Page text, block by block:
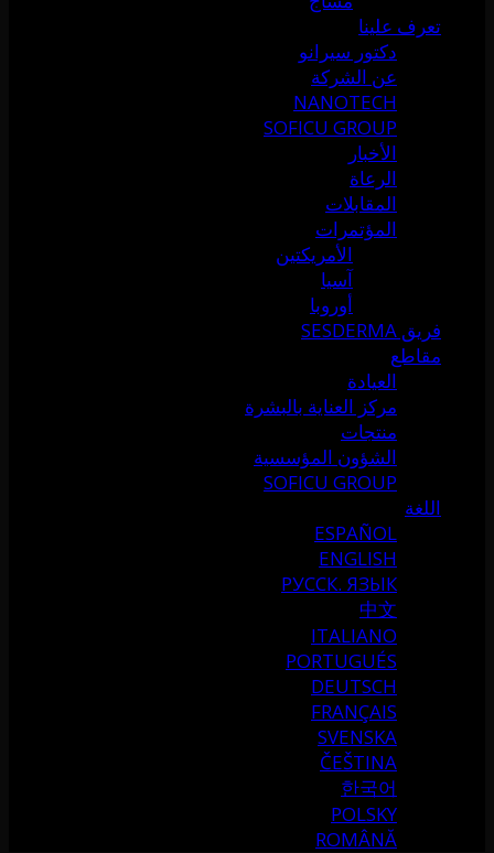
تعرف علينا
دكتور سيرانو
عن الشركة
NANOTECH
SOFICU GROUP
الأخبار
الرعاة
المقابلات
المؤتمرات
الأمريكتين
آسيا
أوروبا
فريق SESDERMA
مقاطع
العيادة
مركز العناية بالبشرة
منتجات
الشؤون المؤسسية
SOFICU GROUP
اللغة
ESPAÑOL
ENGLISH
РУССК. ЯЗЫК
中文
ITALIANO
PORTUGUÉS
DEUTSCH
FRANÇAIS
SVENSKA
ČEŠTINA
한국어
POLSKY
ROMÂNĂ